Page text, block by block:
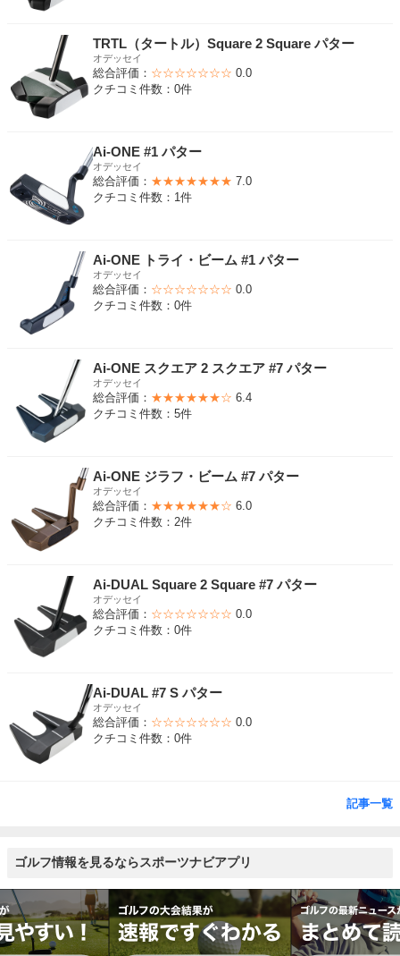
TRTL（タートル）Square 2 Square パター
オデッセイ
総合評価： ☆☆☆☆☆☆☆ 0.0
クチコミ件数：0件
Ai-ONE #1 パター
オデッセイ
総合評価： ★★★★★★★ 7.0
クチコミ件数：1件
Ai-ONE トライ・ビーム #1 パター
オデッセイ
総合評価： ☆☆☆☆☆☆☆ 0.0
クチコミ件数：0件
Ai-ONE スクエア 2 スクエア #7 パター
オデッセイ
総合評価： ★★★★★★☆ 6.4
クチコミ件数：5件
Ai-ONE ジラフ・ビーム #7 パター
オデッセイ
総合評価： ★★★★★★☆ 6.0
クチコミ件数：2件
Ai-DUAL Square 2 Square #7 パター
オデッセイ
総合評価： ☆☆☆☆☆☆☆ 0.0
クチコミ件数：0件
Ai-DUAL #7 S パター
オデッセイ
総合評価： ☆☆☆☆☆☆☆ 0.0
クチコミ件数：0件
記事一覧
ゴルフ情報を見るならスポーツナビアプリ